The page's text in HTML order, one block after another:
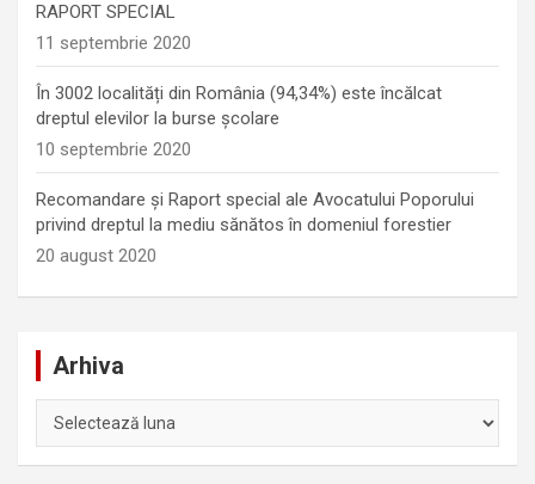
RAPORT SPECIAL
11 septembrie 2020
În 3002 localități din România (94,34%) este încălcat
dreptul elevilor la burse școlare
10 septembrie 2020
Recomandare și Raport special ale Avocatului Poporului
privind dreptul la mediu sănătos în domeniul forestier
20 august 2020
Arhiva